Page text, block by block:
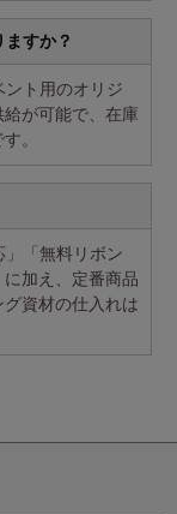
すか？
ト用のオリジ
が可能で、在庫
。
」「無料リボン
加え、定番商品
資材の仕入れは